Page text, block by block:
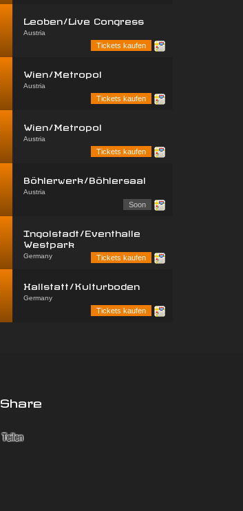
Leoben/Live Congress
Austria
Tickets kaufen
Wien/Metropol
Austria
Tickets kaufen
Wien/Metropol
Austria
Tickets kaufen
Böhlerwerk/Böhlersaal
Austria
Soon
Ingolstadt/Eventhalle
Westpark
Germany
Tickets kaufen
Hallstatt/Kulturboden
Germany
Tickets kaufen
Share